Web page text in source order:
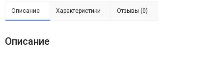
Описание Характеристики Отзывы (0)
Описание